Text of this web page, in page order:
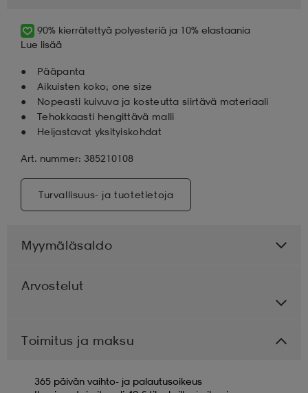
90% kierrätettyä polyesteriä ja 10% elastaania
Lue lisää
Pääpanta
Aikuisten koko; one size
Nopeasti kuivuva ja kosteutta siirtävä materiaali
Tehokkaasti hengittävä malli
Heijastavat yksityiskohdat
Art. nummer: 385210108
Turvallisuus- ja tuotetietoja
Myymäläsaldo
Arvostelut
Toimitus ja maksu
365 päivän vaihto- ja palautusoikeus